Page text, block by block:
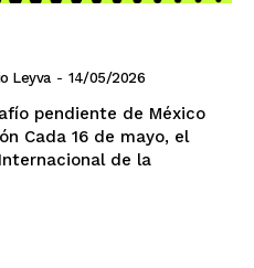
Leyva - 14/05/2026
pendiente de México
el
de la